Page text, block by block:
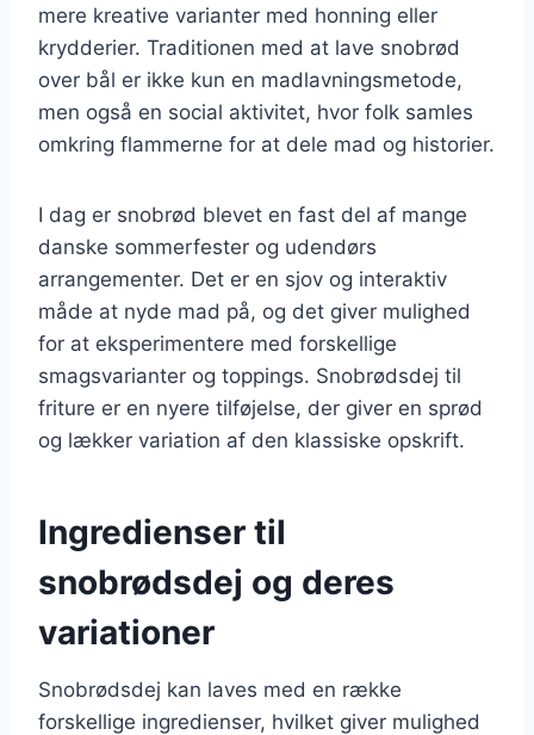
mere kreative varianter med honning eller
krydderier. Traditionen med at lave snobrød
over bål er ikke kun en madlavningsmetode,
men også en social aktivitet, hvor folk samles
omkring flammerne for at dele mad og historier.
I dag er snobrød blevet en fast del af mange
danske sommerfester og udendørs
arrangementer. Det er en sjov og interaktiv
måde at nyde mad på, og det giver mulighed
for at eksperimentere med forskellige
smagsvarianter og toppings. Snobrødsdej til
friture er en nyere tilføjelse, der giver en sprød
og lækker variation af den klassiske opskrift.
Ingredienser til
snobrødsdej og deres
variationer
Snobrødsdej kan laves med en række
forskellige ingredienser, hvilket giver mulighed